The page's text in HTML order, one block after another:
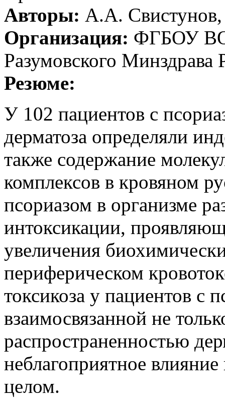
Авторы: А.А.
Организация: ФГБОУ
Разумовского Минздрава
Резюме:
У 102 пациентов с
дерматоза определяли
также содержание
комплексов в кровяном
псориазом в организме
интоксикации,
увеличения
периферическом
токсикоза у пациентов с
взаимосвязанной не
распространенностью
неблагоприятное
целом.